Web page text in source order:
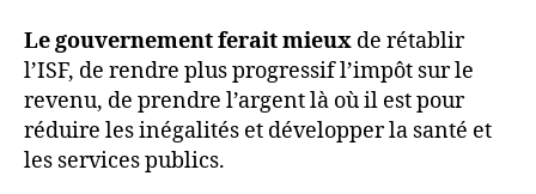
Le gouvernement ferait mieux de rétablir
l’ISF, de rendre plus progressif l’impôt sur le
revenu, de prendre l’argent là où il est pour
réduire les inégalités et développer la santé et
les services publics.